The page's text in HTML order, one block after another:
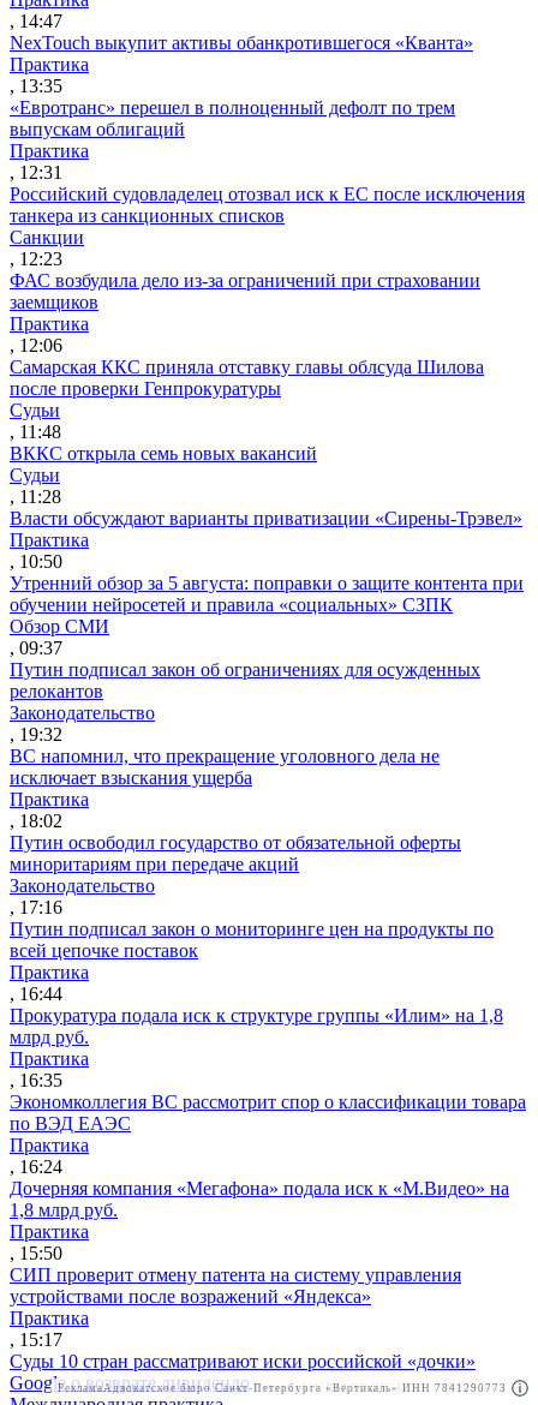
РекламаАО"ПРАВО.РУ" ИНН: 7708095468
, 14:47
NexTouch выкупит активы обанкротившегося «Кванта»
Практика
, 13:35
«Евротранс» перешел в полноценный дефолт по трем
выпускам облигаций
Практика
, 12:31
Российский судовладелец отозвал иск к ЕС после исключения
танкера из санкционных списков
Санкции
, 12:23
ФАС возбудила дело из-за ограничений при страховании
заемщиков
Практика
, 12:06
Самарская ККС приняла отставку главы облсуда Шилова
после проверки Генпрокуратуры
Судьи
, 11:48
ВККС открыла семь новых вакансий
Судьи
, 11:28
Власти обсуждают варианты приватизации «Сирены-Трэвел»
Практика
, 10:50
Утренний обзор за 5 августа: поправки о защите контента при
обучении нейросетей и правила «социальных» СЗПК
Обзор СМИ
, 09:37
Путин подписал закон об ограничениях для осужденных
релокантов
Законодательство
, 19:32
ВС напомнил, что прекращение уголовного дела не
исключает взыскания ущерба
Практика
, 18:02
Путин освободил государство от обязательной оферты
миноритариям при передаче акций
Законодательство
, 17:16
Путин подписал закон о мониторинге цен на продукты по
всей цепочке поставок
Практика
, 16:44
Прокуратура подала иск к структуре группы «Илим» на 1,8
млрд руб.
Практика
, 16:35
Экономколлегия ВС рассмотрит спор о классификации товара
по ВЭД ЕАЭС
Практика
, 16:24
Дочерняя компания «Мегафона» подала иск к «М.Видео» на
1,8 млрд руб.
Практика
, 15:50
СИП проверит отмену патента на систему управления
устройствами после возражений «Яндекса»
Практика
, 15:17
Суды 10 стран рассматривают иски российской «дочки»
Google о возврате дивидендов
РекламаАдвокатское бюро Санкт-Петербурга «Вертикаль» ИНН 7841290773